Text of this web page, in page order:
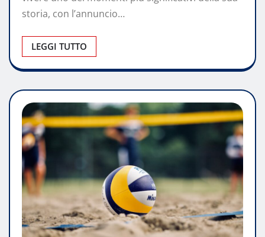
storia, con l’annuncio…
LEGGI TUTTO